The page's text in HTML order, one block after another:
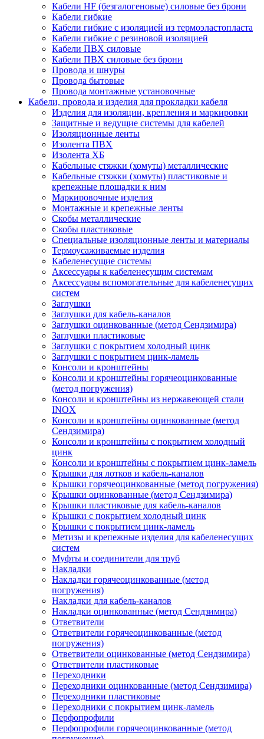
Кабели HF (безгалогеновые) силовые без брони
Кабели гибкие
Кабели гибкие с изоляцией из термоэластопласта
Кабели гибкие с резиновой изоляцией
Кабели ПВХ силовые
Кабели ПВХ силовые без брони
Провода и шнуры
Провода бытовые
Провода монтажные установочные
Кабели, провода и изделия для прокладки кабеля
Изделия для изоляции, крепления и маркировки
Защитные и ведущие системы для кабелей
Изоляционные ленты
Изолента ПВХ
Изолента ХБ
Кабельные стяжки (хомуты) металлические
Кабельные стяжки (хомуты) пластиковые и
крепежные площадки к ним
Маркировочные изделия
Монтажные и крепежные ленты
Скобы металлические
Скобы пластиковые
Специальные изоляционные ленты и материалы
Термоусаживаемые изделия
Кабеленесущие системы
Аксессуары к кабеленесущим системам
Аксессуары вспомогательные для кабеленесущих
систем
Заглушки
Заглушки для кабель-каналов
Заглушки оцинкованные (метод Сендзимира)
Заглушки пластиковые
Заглушки с покрытием холодный цинк
Заглушки с покрытием цинк-ламель
Консоли и кронштейны
Консоли и кронштейны горячеоцинкованные
(метод погружения)
Консоли и кронштейны из нержавеющей стали
INOX
Консоли и кронштейны оцинкованные (метод
Сендзимира)
Консоли и кронштейны с покрытием холодный
цинк
Консоли и кронштейны с покрытием цинк-ламель
Крышки для лотков и кабель-каналов
Крышки горячеоцинкованные (метод погружения)
Крышки оцинкованные (метод Сендзимира)
Крышки пластиковые для кабель-каналов
Крышки с покрытием холодный цинк
Крышки с покрытием цинк-ламель
Метизы и крепежные изделия для кабеленесущих
систем
Муфты и соединители для труб
Накладки
Накладки горячеоцинкованные (метод
погружения)
Накладки для кабель-каналов
Накладки оцинкованные (метод Сендзимира)
Ответвители
Ответвители горячеоцинкованные (метод
погружения)
Ответвители оцинкованные (метод Сендзимира)
Ответвители пластиковые
Переходники
Переходники оцинкованные (метод Сендзимира)
Переходники пластиковые
Переходники с покрытием цинк-ламель
Перфопрофили
Перфопрофили горячеоцинкованные (метод